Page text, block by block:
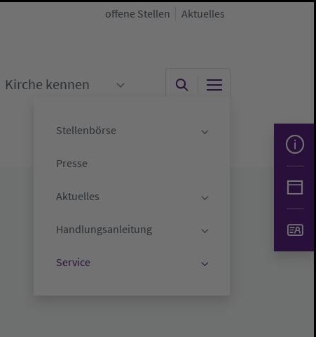
Kirche kennen
Stellenbörse
Submenu for
Presse
Aktuelles
Handlungsanleitung
Service
offene Stellen Aktuelles